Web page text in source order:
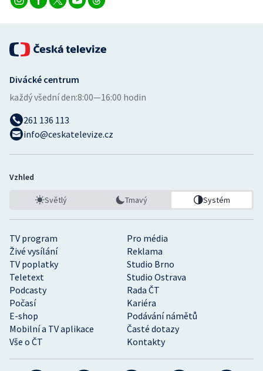
TV program
Pro média
Živé vysílání
Reklama
TV poplatky
Studio Brno
Teletext
Studio Ostrava
Podcasty
Rada ČT
Počasí
Kariéra
E-shop
Podávání námětů
Mobilní a TV aplikace
Časté dotazy
Vše o ČT
Kontakty
Divácké centrum
každý všední den:8:00—16:00 hodin
261 136 113
info@ceskatelevize.cz
Vzhled
Světlý Tmavý Systém